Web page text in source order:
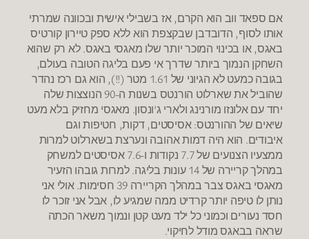
אם ספאד ווב הוא הקרם, אז בשבילי אישית ובכוונה שמרתי
אותו לסוף, הדובדבן שבקצפת הוא ללא ספק טיירון קורטיס
באגס, או בכינוי המוכר יותר שלו מאגסי באגס. לא רק שהוא
השחקן הנמוך ביותר שדרך אי פעם בליגה הטובה בעולם,
בגובה כמעט לא הגיוני של 1.61 מטר (!!), הוא גם רכז נהדר
שהוביל את שארלוט הורנטס בשנות ה-90 הנוצצות שלה
יחד עם אלונזו מורנינג ולארי ג'ונסון. מאגסי מחזיק בלא מעט
שיאים של ההורנטס: אסיסטים, דקות, חטיפות וגם
איבודים. הוא היה דמות אהובה ונערצת בשארלוט למרות
ממצעיו הצנועים של 7.7 נקודות ו-7.6 אסיסטים למשחק
במהלך קריירה של 14 עונות בליגה. למרות גובהו הזעיר
מאגסי באגס צבר במהלך הקריירה 39 חסימות. אולי אני
נותן לו טיפה יותר קרדיט ממה שמגיע לו, אבל אני זוכר לו
חסד נעורים וכמוני כל ילד מעט קטן ונמוך משאר הכתה
שראה בבאגס מודל לחיקוי.